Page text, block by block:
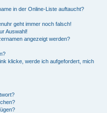
in der Online-Liste auftaucht?
geht immer noch falsch!
Auswahl!
angezeigt werden?
klicke, werde ich aufgefordert, mich